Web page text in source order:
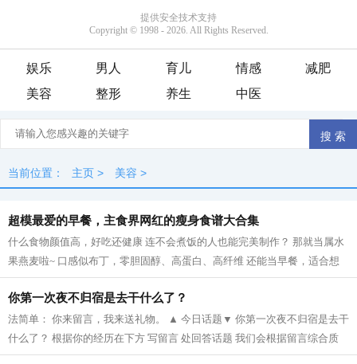
娱乐 男人 育儿 情感
减肥
美容
整形 养生 中医
当前位置： 主页 > 美容 >
超模最爱的早餐，主食界网红的瘦身食谱大合集
什么食物颜值高，好吃还健康 连不会煮饭的人也能完美制作？ 那就当属水
果燕麦啦~ 口感似布丁，零胆固醇、高蛋白、高纤维 还能当早餐，适合想
减肥的朋友， 据说全世界都为之着迷...
你第一次夜不归宿是去干什么了？
法简单： 你来留言，我来送礼物。 ▲ 今日话题▼ 你第一次夜不归宿是去干
什么了？ 根据你的经历在下方 写留言 处回答话题 我们会根据留言综合质
量，挑选一位送出奖品...